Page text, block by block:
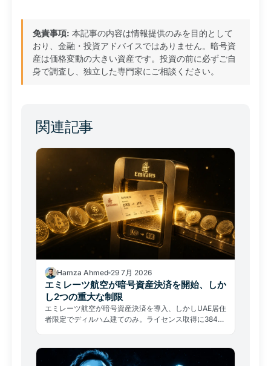
免責事項: 本記事の内容は情報提供のみを目的として
おり、金融・投資アドバイスではありません。暗号資
産は価格変動の大きい資産です。投資の前に必ずご自
身で調査し、独立した専門家にご相談ください。
関連記事
Hamza Ahmed 29 7月 2026
エミレーツ航空が暗号資産決済を開始、しか
し2つの重大な制限
エミレーツ航空が暗号資産決済を導入、しかしUAE居住
者限定でディルハム建てのみ。ライセンス取得に384日